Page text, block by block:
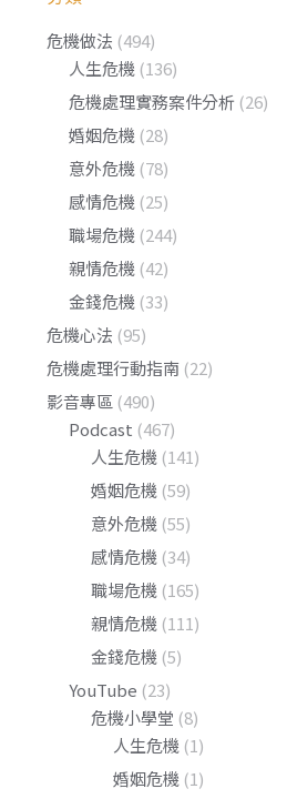
危機做法 (494)
人生危機 (136)
危機處理實務案件分析 (26)
婚姻危機 (28)
意外危機 (78)
感情危機 (25)
職場危機 (244)
親情危機 (42)
金錢危機 (33)
危機心法 (95)
危機處理行動指南 (22)
影音專區 (490)
Podcast (467)
人生危機 (141)
婚姻危機 (59)
意外危機 (55)
感情危機 (34)
職場危機 (165)
親情危機 (111)
金錢危機 (5)
YouTube (23)
危機小學堂 (8)
人生危機 (1)
婚姻危機 (1)